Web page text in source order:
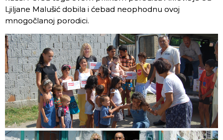
Ljiljane Malušić dobila i ćebad neophodnu ovoj
mnogočlanoj porodici.